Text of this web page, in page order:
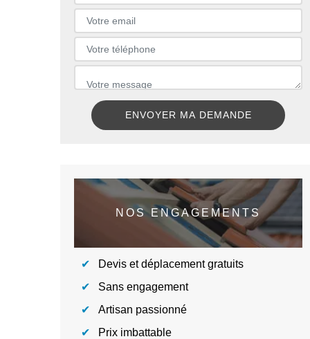
NOS ENGAGEMENTS
Devis et déplacement gratuits
Sans engagement
Artisan passionné
Prix imbattable